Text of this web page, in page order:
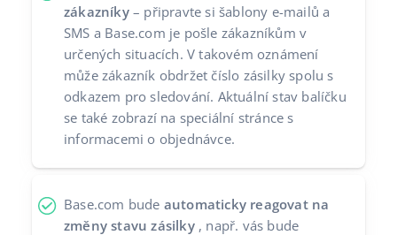
zákazníky– připravte si šablony e-mailů a
SMS a Base.com je pošle zákazníkům v
určených situacích. V takovém oznámení
může zákazník obdržet číslo zásilky spolu s
odkazem pro sledování. Aktuální stav balíčku
se také zobrazí na speciální stránce s
informacemi o objednávce.
Base.com bude automaticky reagovat na
změny stavu zásilky, např. vás bude